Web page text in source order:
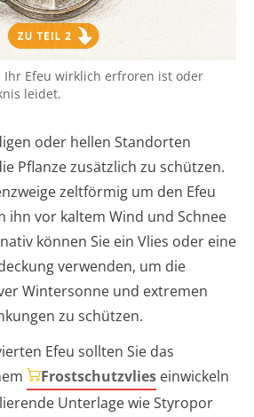
Ihr Efeu wirklich erfroren ist oder
leidet.
oder hellen Standorten
Pflanze zusätzlich zu schützen.
zeltförmig um den Efeu
ihn vor kaltem Wind und Schnee
können Sie ein Vlies oder eine
verwenden, um die
Wintersonne und extremen
zu schützen.
Efeu sollten Sie das
Frostschutzvlies einwickeln
Unterlage wie Styropor